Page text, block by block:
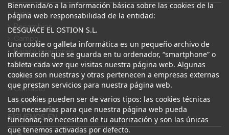
Inicio
Recambios
Bajas y tasaciones
Sobre Nosotros
Blog
Contacto
Canal Ético
Bienvenida/o a la información básica sobre las cookies de la
página web responsabilidad de la entidad:
DESGUACE EL OSTION S.L.
Una cookie o galleta informática es un pequeño archivo de
información que se guarda en tu ordenador, “smartphone” o
tableta cada vez que visitas nuestra página web. Algunas
cookies son nuestras y otras pertenecen a empresas externas
que prestan servicios para nuestra página web.
Las cookies pueden ser de varios tipos: las cookies técnicas
son necesarias para que nuestra página web pueda
funcionar, no necesitan de tu autorización y son las únicas
que tenemos activadas por defecto.
SÍGUENOS EN